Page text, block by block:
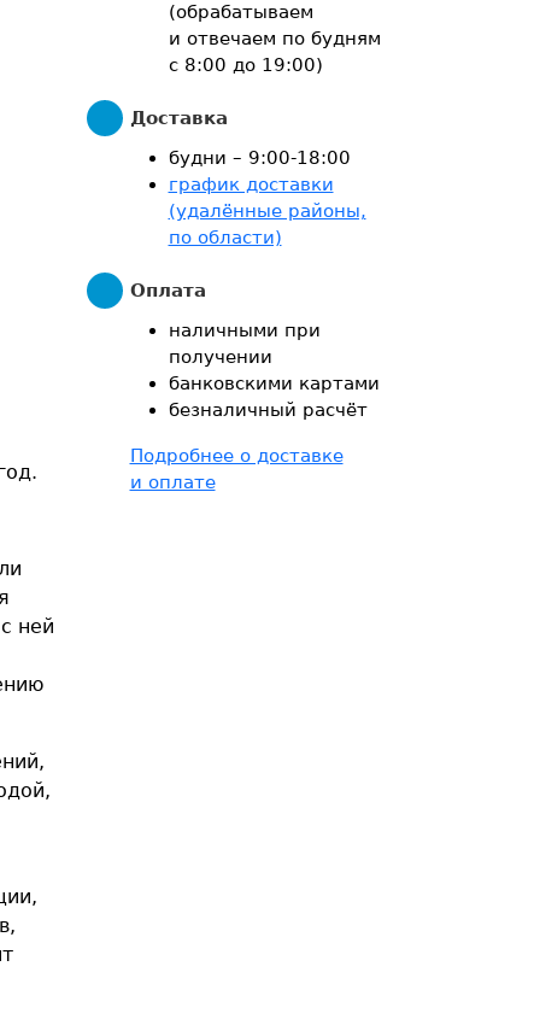
ней
(обрабатываем
и отвечаем по будням
с 8:00 до 19:00)
Доставка
будни – 9:00-18:00
график доставки
(удалённые районы,
по области)
Оплата
наличными при
получении
банковскими картами
безналичный расчёт
Подробнее о доставке
и оплате